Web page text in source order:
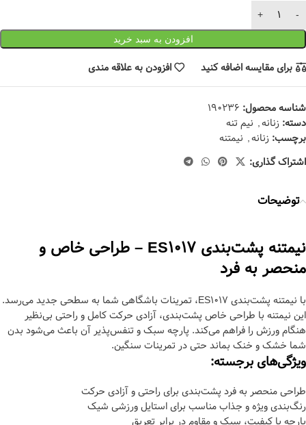
افزودن به سبد خرید
برای مقایسه اضافه کنید افزودن به علاقه مندی
شناسه محصول: 190236
دسته: زنانه, نيم تنه
برچسب: زنانه, نیمتنه
اشتراک گذاری:
توضیحات
نیمتنه پشت‌بندی ES1017 – طراحی خاص و
منحصر به فرد
با نیمتنه پشت‌بندی ES1017، تمرینات باشگاهی شما به سطحی جدید می‌رسد.
این نیمتنه با طراحی خاص پشت‌بندی، آزادی حرکت کامل و راحتی بی‌نظیر
هنگام ورزش را فراهم می‌کند. پارچه سبک و تنفس‌پذیر آن باعث می‌شود بدن
شما خشک و خنک بماند حتی در تمرینات سنگین.
ویژگی‌های برجسته:
طراحی منحصر به فرد پشت‌بندی برای راحتی و آزادی حرکت
رنگ‌بندی ویژه و جذاب مناسب برای استایل ورزشی شیک